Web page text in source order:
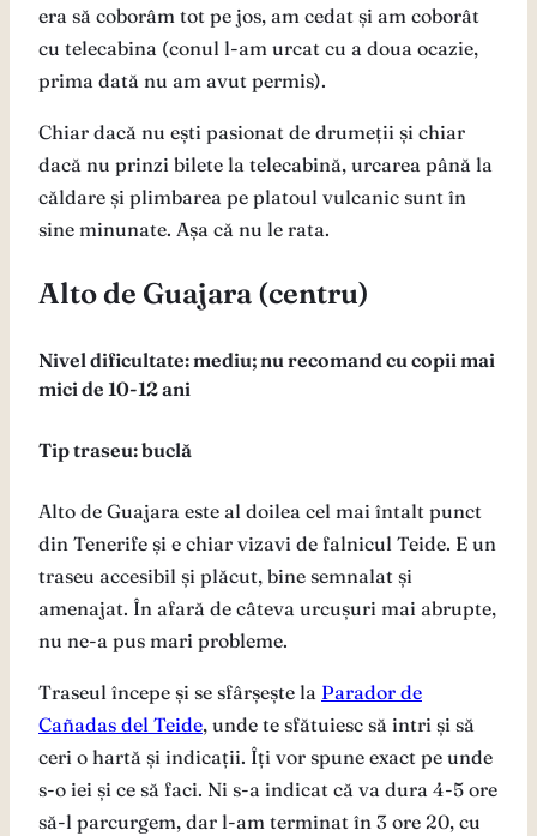
era să coborâm tot pe jos, am cedat și am coborât
cu telecabina (conul l-am urcat cu a doua ocazie,
prima dată nu am avut permis).
Chiar dacă nu ești pasionat de drumeții și chiar
dacă nu prinzi bilete la telecabină, urcarea până la
căldare și plimbarea pe platoul vulcanic sunt în
sine minunate. Așa că nu le rata.
Alto de Guajara (centru)
Nivel dificultate: mediu; nu recomand cu copii mai
mici de 10-12 ani
Tip traseu: buclă
Alto de Guajara este al doilea cel mai întalt punct
din Tenerife și e chiar vizavi de falnicul Teide. E un
traseu accesibil și plăcut, bine semnalat și
amenajat. În afară de câteva urcușuri mai abrupte,
nu ne-a pus mari probleme.
Traseul începe și se sfârșește la Parador de
Cañadas del Teide, unde te sfătuiesc să intri și să
ceri o hartă și indicații. Îți vor spune exact pe unde
s-o iei și ce să faci. Ni s-a indicat că va dura 4-5 ore
să-l parcurgem, dar l-am terminat în 3 ore 20, cu